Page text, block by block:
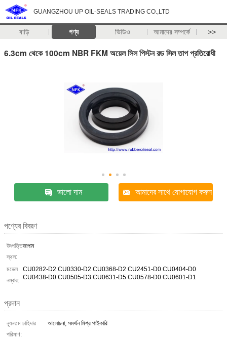
GUANGZHOU UP OIL-SEALS TRADING CO.,LTD
বাড়ি পণ্য ভিডিও আমাদের সম্পর্কে >>
6.3cm থেকে 100cm NBR FKM অয়েল সিল পিস্টন রড সিল তাপ প্রতিরোধী
ভালো দাম আমাদের সাথে যোগাযোগ করুন
পণ্যের বিবরণ
উৎপত্তি
স্থল:
জাপান
মডেল
নম্বার:
CU0282-D2 CU0330-D2 CU0368-D2 CU2451-D0 CU0404-D0
CU0438-D0 CU0505-D3 CU0631-D5 CU0578-D0 CU0601-D1
প্রদান
ন্যূনতম চাহিদার
পরিমাণ:
আলোচনা, সমর্থন মিশ্র পাইকারি